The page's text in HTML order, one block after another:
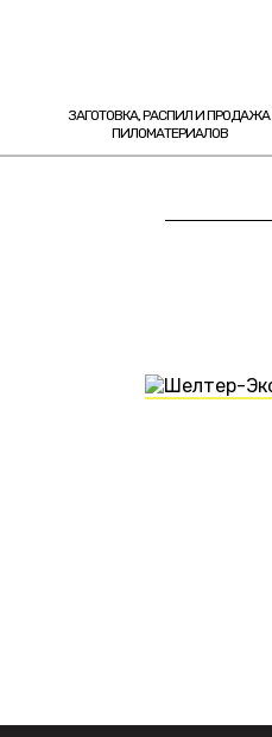
ЗАГОТОВКА, РАСПИЛ И ПРОДАЖА
ПИЛОМАТЕРИАЛОВ